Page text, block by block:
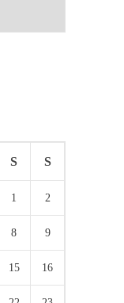
S S
1 2
8 9
15 16